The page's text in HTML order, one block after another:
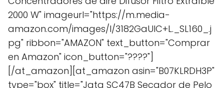
2000 W" imageurl="https://m.media-
amazon.com/images/I/3182GaUlC+L._SL160_.j
pg" ribbon="AMAZON" text_button="Comprar
en Amazon" icon_button="????"]
[/at_amazon][at_amazon asin="B07KLRDH3P"
type="box" title="Jata SC47B Secador de Pelo